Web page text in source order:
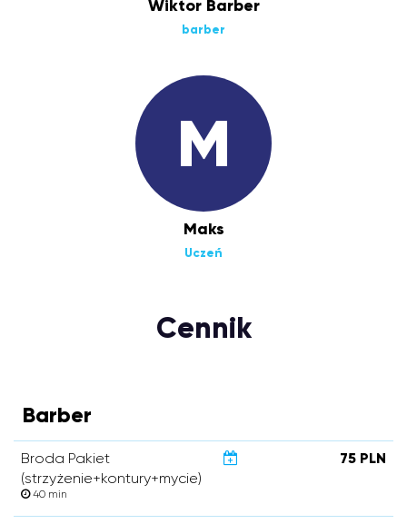
Wiktor Barber
barber
M
Maks
Uczeń
Cennik
Barber
Broda Pakiet
(strzyżenie+kontury+mycie)
40 min
75 PLN